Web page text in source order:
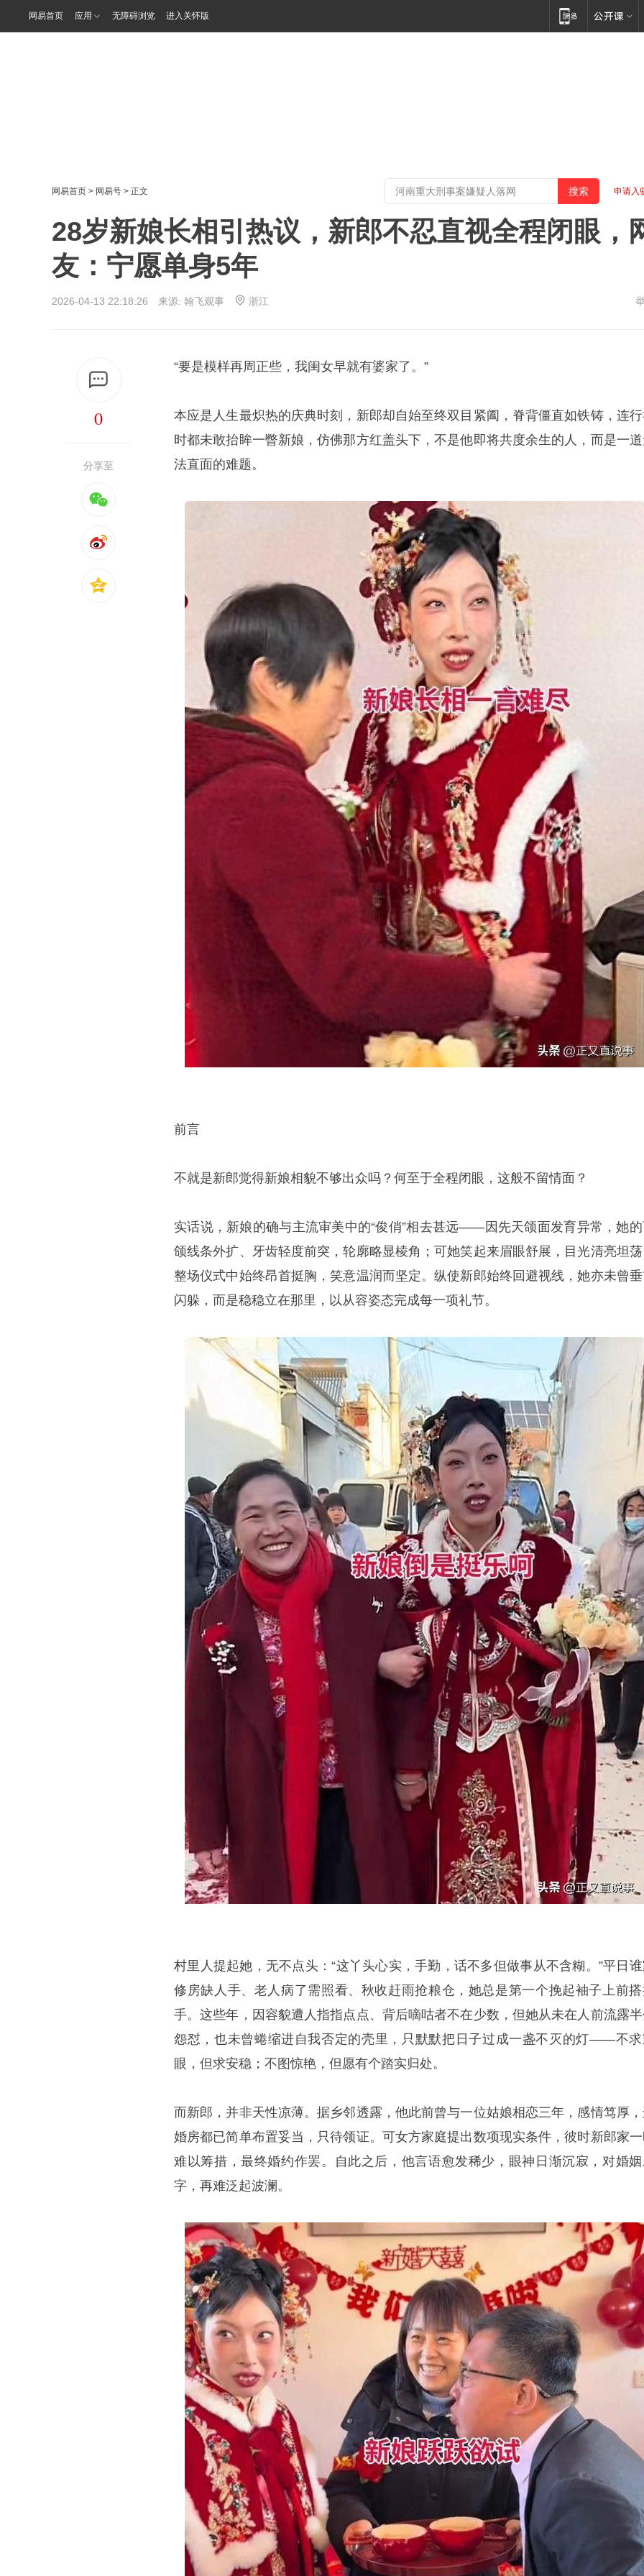
网易首页 应用 无障碍浏览 进入关怀版
网易首页 > 网易号 > 正文 申请入
28岁新娘长相引热议，新郎不忍直视全程闭眼，
友：宁愿单身5年
2026-04-13 22:18:26 来源: 翰飞观事 浙江
0
分享至
“要是模样再周正些，我闺女早就有婆家了。”
本应是人生最炽热的庆典时刻，新郎却自始至终双目紧阖，脊背僵直如铁铸，连
时都未敢抬眸一瞥新娘，仿佛那方红盖头下，不是他即将共度余生的人，而是一
法直面的难题。
前言
不就是新郎觉得新娘相貌不够出众吗？何至于全程闭眼，这般不留情面？
实话说，新娘的确与主流审美中的“俊俏”相去甚远——因先天颌面发育异常，她
颌线条外扩、牙齿轻度前突，轮廓略显棱角；可她笑起来眉眼舒展，目光清亮坦
整场仪式中始终昂首挺胸，笑意温润而坚定。纵使新郎始终回避视线，她亦未曾
闪躲，而是稳稳立在那里，以从容姿态完成每一项礼节。
村里人提起她，无不点头：“这丫头心实，手勤，话不多但做事从不含糊。”平日
修房缺人手、老人病了需照看、秋收赶雨抢粮仓，她总是第一个挽起袖子上前
手。这些年，因容貌遭人指指点点、背后嘀咕者不在少数，但她从未在人前流露
怨怼，也未曾蜷缩进自我否定的壳里，只默默把日子过成一盏不灭的灯——不
眼，但求安稳；不图惊艳，但愿有个踏实归处。
而新郎，并非天性凉薄。据乡邻透露，他此前曾与一位姑娘相恋三年，感情笃厚
婚房都已简单布置妥当，只待领证。可女方家庭提出数项现实条件，彼时新郎家
难以筹措，最终婚约作罢。自此之后，他言语愈发稀少，眼神日渐沉寂，对婚
字，再难泛起波澜。